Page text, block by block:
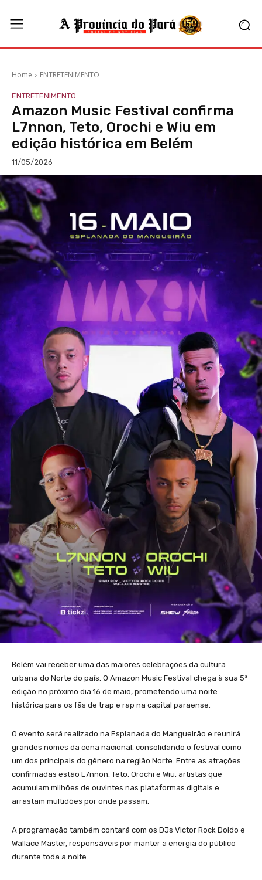
Home ENTRETENIMENTO
ENTRETENIMENTO
Amazon Music Festival confirma
L7nnon, Teto, Orochi e Wiu em
edição histórica em Belém
11/05/2026
Belém vai receber uma das maiores celebrações da cultura
urbana do Norte do país. O Amazon Music Festival chega à sua 5ª
edição no próximo dia 16 de maio, prometendo uma noite
histórica para os fãs de trap e rap na capital paraense.
O evento será realizado na Esplanada do Mangueirão e reunirá
grandes nomes da cena nacional, consolidando o festival como
um dos principais do gênero na região Norte. Entre as atrações
confirmadas estão L7nnon, Teto, Orochi e Wiu, artistas que
acumulam milhões de ouvintes nas plataformas digitais e
arrastam multidões por onde passam.
A programação também contará com os DJs Victor Rock Doido e
Wallace Master, responsáveis por manter a energia do público
durante toda a noite.